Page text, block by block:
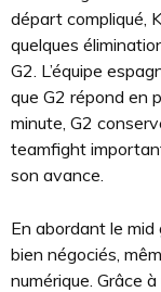
départ compliqué,
quelques
G2. L’équipe
que G2 répond en
minute, G2
teamfight
son avance.
En abordant le
bien négociés,
numérique. Grâce